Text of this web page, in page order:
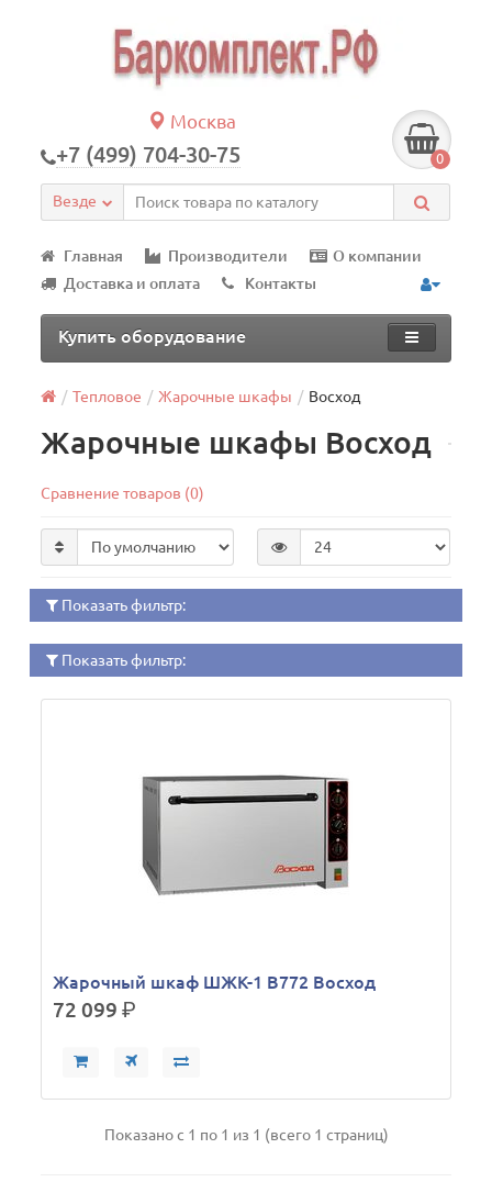
Москва
+7 (499) 704-30-75 0
Везде
Главная Производители
О компании
Доставка и оплата
Контакты
Купить оборудование
Тепловое Жарочные шкафы Восход
Жарочные шкафы Восход
Сравнение товаров (0)
Показать фильтр:
Показать фильтр:
Жарочный шкаф ШЖК-1 В772 Восход
72 099р.
Показано с 1 по 1 из 1 (всего 1 страниц)